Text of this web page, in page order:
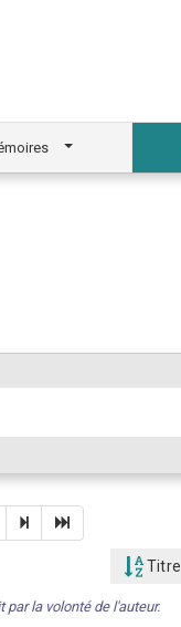
Titre
la volonté de l'auteur.